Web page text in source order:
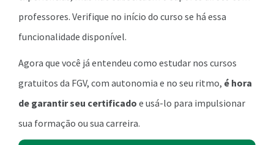
professores. Verifique no início do curso se há essa
funcionalidade disponível.
Agora que você já entendeu como estudar nos cursos
gratuitos da FGV, com autonomia e no seu ritmo, é hora
de garantir seu certificado e usá-lo para impulsionar
sua formação ou sua carreira.